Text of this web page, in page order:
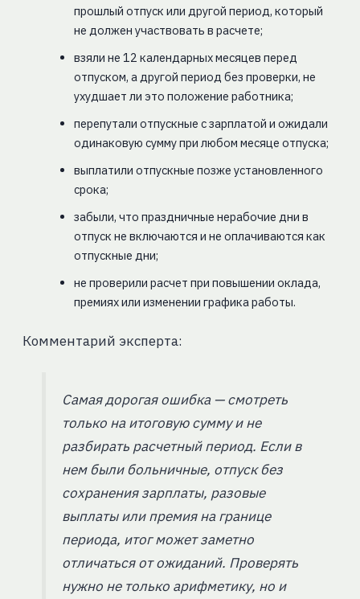
прошлый отпуск или другой период, который
не должен участвовать в расчете;
взяли не 12 календарных месяцев перед
отпуском, а другой период без проверки, не
ухудшает ли это положение работника;
перепутали отпускные с зарплатой и ожидали
одинаковую сумму при любом месяце отпуска;
выплатили отпускные позже установленного
срока;
забыли, что праздничные нерабочие дни в
отпуск не включаются и не оплачиваются как
отпускные дни;
не проверили расчет при повышении оклада,
премиях или изменении графика работы.
Комментарий эксперта:
Самая дорогая ошибка — смотреть
только на итоговую сумму и не
разбирать расчетный период. Если в
нем были больничные, отпуск без
сохранения зарплаты, разовые
выплаты или премия на границе
периода, итог может заметно
отличаться от ожиданий. Проверять
нужно не только арифметику, но и